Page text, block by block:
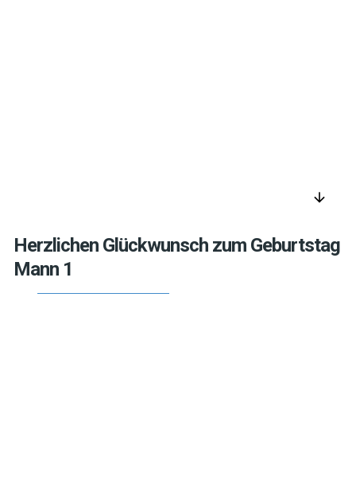
arrow_downward
Herzlichen Glückwunsch zum Geburtstag
Mann 1